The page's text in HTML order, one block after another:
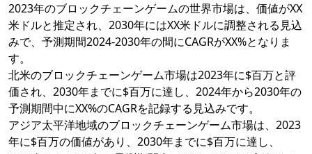
2023年のブロックチェーンゲームの世界市場は、価値がXX
米ドルと推定され、2030年にはXX米ドルに調整される見込
みで、予測期間2024-2030年の間にCAGRがXX%となりま
す。
北米のブロックチェーンゲーム市場は2023年に$百万と評
価され、2030年までに$百万に達し、2024年から2030年の
予測期間中にXX%のCAGRを記録する見込みです。
アジア太平洋地域のブロックチェーンゲーム市場は、2023
年に$百万の価値があり、2030年までに$百万に達し、